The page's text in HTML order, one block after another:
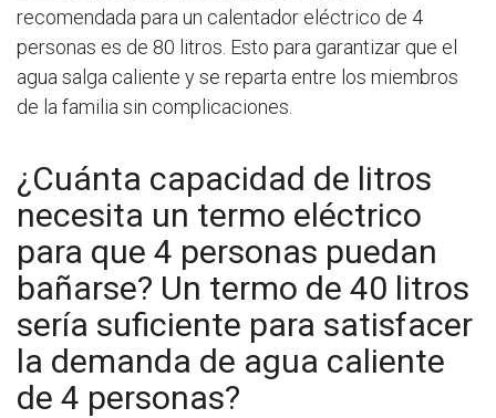
recomendada para un calentador eléctrico de 4
personas es de 80 litros. Esto para garantizar que el
agua salga caliente y se reparta entre los miembros
de la familia sin complicaciones.
¿Cuánta capacidad de litros
necesita un termo eléctrico
para que 4 personas puedan
bañarse? Un termo de 40 litros
sería suficiente para satisfacer
la demanda de agua caliente
de 4 personas?